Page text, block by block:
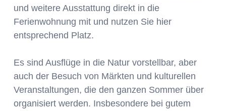
und weitere Ausstattung direkt in die
Ferienwohnung mit und nutzen Sie hier
entsprechend Platz.
Es sind Ausflüge in die Natur vorstellbar, aber
auch der Besuch von Märkten und kulturellen
Veranstaltungen, die den ganzen Sommer über
organisiert werden. Insbesondere bei gutem